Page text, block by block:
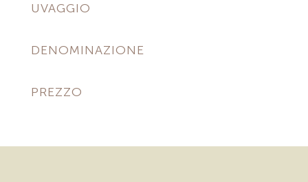
UVAGGIO
DENOMINAZIONE
PREZZO